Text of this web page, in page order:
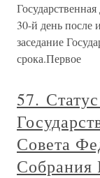
30-й день после
заседание
срока.Первое
57.
Совета
Собрания